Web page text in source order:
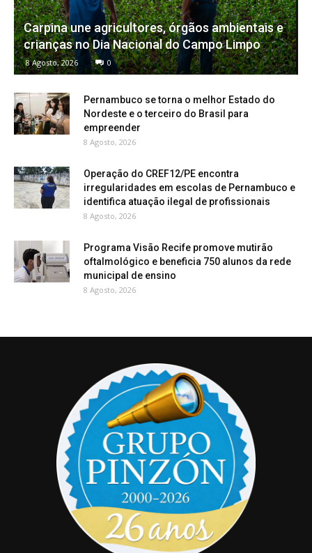
Carpina une agricultores, órgãos ambientais e
crianças no Dia Nacional do Campo Limpo
8 Agosto, 2026 0
Pernambuco se torna o melhor Estado do
Nordeste e o terceiro do Brasil para
empreender
8 Agosto, 2026
Operação do CREF12/PE encontra
irregularidades em escolas de Pernambuco e
identifica atuação ilegal de profissionais
8 Agosto, 2026
Programa Visão Recife promove mutirão
oftalmológico e beneficia 750 alunos da rede
municipal de ensino
8 Agosto, 2026